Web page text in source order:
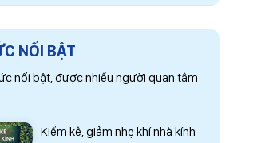
NỔI BẬT
nổi bật, được nhiều người quan tâm
Kiểm kê, giảm nhẹ khí nhà kính